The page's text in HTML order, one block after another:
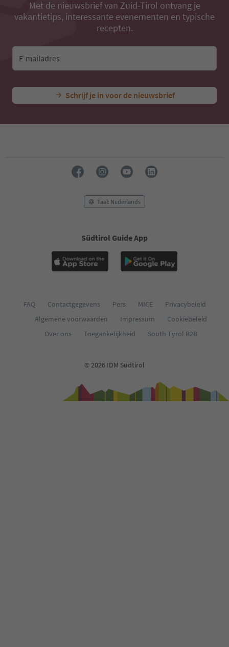
Met de nieuwsbrief van Zuid-Tirol ontvang je
vakantietips, interessante evenementen en typische
recepten.
E-mailadres
Schrijf je in voor de nieuwsbrief
Taal: Nederlands
Südtirol Guide App
FAQ Contactgegevens Pers MICE
Privacybeleid
Algemene voorwaarden
Impressum
Cookiebeleid
Over ons
Toegankelijkheid South Tyrol B2B
© 2026 IDM Südtirol